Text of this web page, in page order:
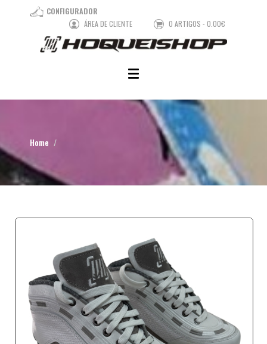
CONFIGURADOR
ÁREA DE CLIENTE
0 ARTIGOS - 0.00€
Home